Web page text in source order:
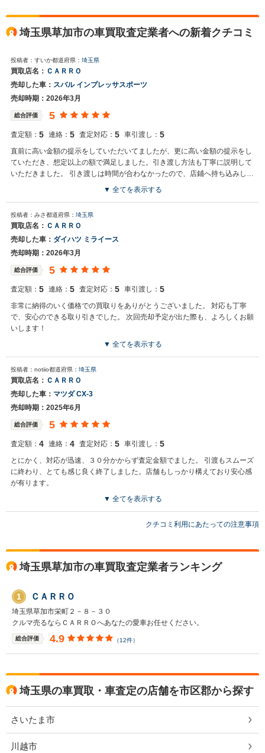
埼玉県草加市の車買取査定業者への新着クチコミ
投稿者：すいか都道府県： 埼玉県
買取店名： ＣＡＲＲＯ
売却した車： スバル インプレッサスポーツ
売却時期：2026年3月
総合評価 5
査定額： 5 連絡： 5 査定対応： 5 車引渡し： 5
直前に高い金額の提示をしていただいてましたが、更に高い金額の提示をし
ていただき、想定以上の額で満足しました。引き渡し方法も丁寧に説明して
いただきました。 引き渡しは時間が合わなかったので、店鋪へ持ち込みしま
したが、受付もきちんと連携されていたため、スムーズに引き渡しすること
▼ 全てを表示する
投稿者：みさ都道府県： 埼玉県
買取店名： ＣＡＲＲＯ
売却した車： ダイハツ ミライース
売却時期：2026年3月
総合評価 5
査定額： 5 連絡： 5 査定対応： 5 車引渡し： 5
非常に納得のいく価格での買取りをありがとうございました。 対応も丁寧
で、安心のできる取り引きでした。 次回売却予定が出た際も、よろしくお願
いします！
買取店からの返信
みさ様この度は再度のご利用誠にありがとうございました。 場所が遠
いのにもかかわらず当店をお選び頂き誠に感謝しております。 次回も
是非ご依頼お待ちしております。
▼ 全てを表示する
投稿者：notiio都道府県： 埼玉県
買取店名： ＣＡＲＲＯ
売却した車： マツダ CX-3
売却時期：2025年6月
総合評価 5
査定額： 4 連絡： 4 査定対応： 5 車引渡し： 5
とにかく、対応が迅速、３０分かからず査定金額でました。 引渡もスムーズ
に終わり、とても感じ良く終了しました。店舗もしっかり構えており安心感
が有ります。
買取店からの返信
notiio様 この度は当社にてご売却頂き誠にありがとうございました。
う心掛けました。 これからもご満足頂けるお店を目指しております。
またのご利用お待ちしております。
▼ 全てを表示する
クチコミ利用にあたっての注意事項
埼玉県草加市の車買取査定業者ランキング
1 ＣＡＲＲＯ
埼玉県草加市栄町２－８－３０
クルマ売るならＣＡＲＲＯへあなたの愛車お任せください。
総合評価 4.9 （12件）
埼玉県の車買取・車査定の店舗を市区郡から探す
さいたま市
川越市